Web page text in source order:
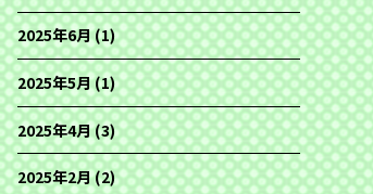
2025年6月(1)
2025年5月(1)
2025年4月(3)
2025年2月(2)